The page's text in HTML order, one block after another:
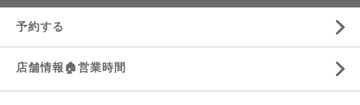
予約する
店舗情報🏠営業時間